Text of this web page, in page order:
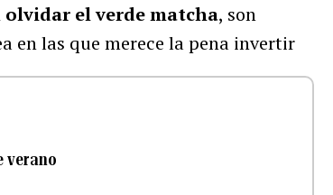
el verde matcha, son
en las que merece la pena invertir
verano